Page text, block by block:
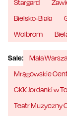
Stargard
Bielsko-Biała
Wolbrom
Sale:
Mała
Mrągowskie
CKK Jordanki w
Teatr Muzyczny